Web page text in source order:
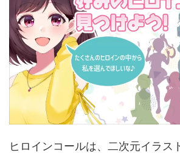
ヒロインコールは、二次元イラス